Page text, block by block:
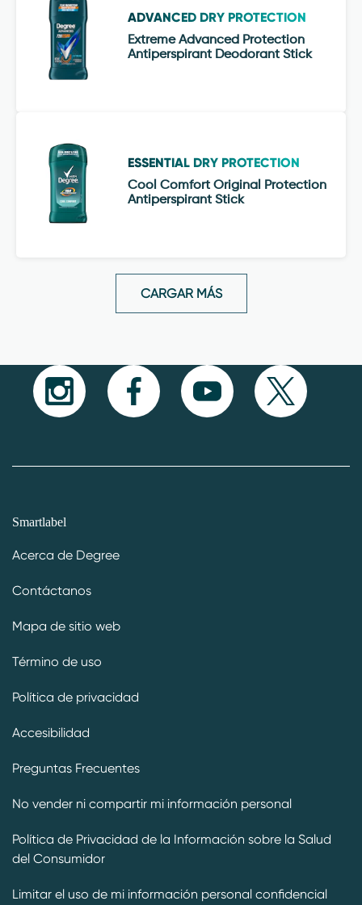
Extreme Advanced Protection
Antiperspirant Deodorant Stick
ADVANCED DRY PROTECTION
Cool Comfort Original Protection
Antiperspirant Stick
ESSENTIAL DRY PROTECTION
CARGAR MÁS
Smartlabel
Acerca de Degree
Contáctanos
Mapa de sitio web
Término de uso
Política de privacidad
Accesibilidad
Preguntas Frecuentes
No vender ni compartir mi información personal
Política de Privacidad de la Información sobre la Salud
del Consumidor
Limitar el uso de mi información personal confidencial